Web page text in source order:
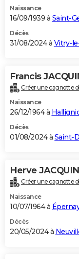
Naissance
16/09/1939 à Saint-
Décès
31/08/2024 à Vitry-
Francis
Créer une cagnotte
Naissance
26/12/1964 à
Décès
01/08/2024 à Saint-
Herve
Créer une cagnotte
Naissance
10/07/1964 à
Décès
20/05/2024 à